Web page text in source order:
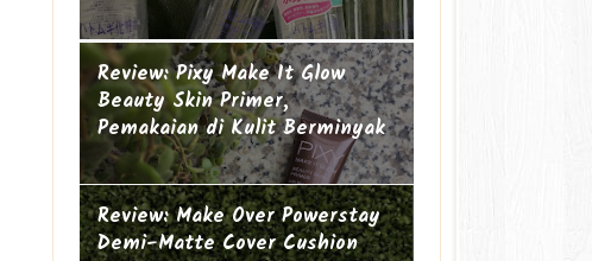
Suami-suami Jauh dari Istri
Cucu ke-19
Review: Pixy Make It Glow
Beauty Skin Primer,
Pemakaian di Kulit Berminyak
Review: Make Over Powerstay
Demi-Matte Cover Cushion